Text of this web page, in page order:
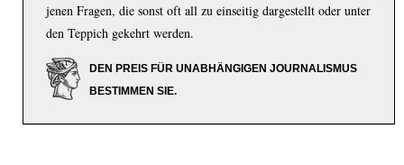
jenen Fragen, die sonst oft all zu einseitig dargestellt oder unter
den Teppich gekehrt werden.
DEN PREIS FÜR UNABHÄNGIGEN JOURNALISMUS
BESTIMMEN SIE.